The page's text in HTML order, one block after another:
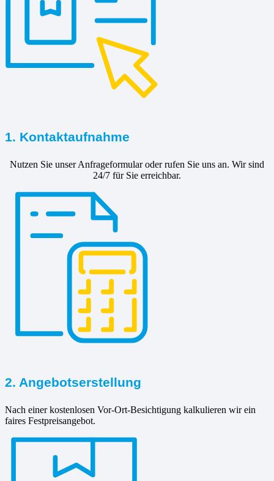
1. Kontaktaufnahme
Nutzen Sie unser Anfrageformular oder rufen Sie uns an. Wir sind
24/7 für Sie erreichbar.
2. Angebotserstellung
Nach einer kostenlosen Vor-Ort-Besichtigung kalkulieren wir ein
faires Festpreisangebot.